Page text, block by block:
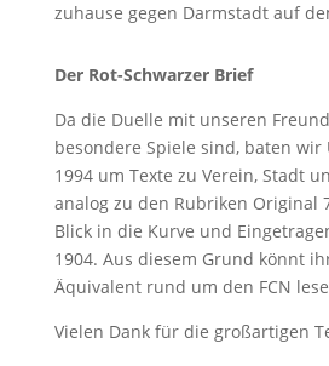
zuhause gegen Darmstadt auf
Der Rot-Schwarzer Brief
Da die Duelle mit unseren
besondere Spiele sind, baten
1994 um Texte zu Verein, Stadt
analog zu den Rubriken Original
Blick in die Kurve und
1904. Aus diesem Grund könnt
Äquivalent rund um den FCN
Vielen Dank für die großartigen